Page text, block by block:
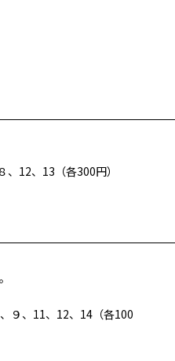
12、13（各300円）
９、11、12、14（各100